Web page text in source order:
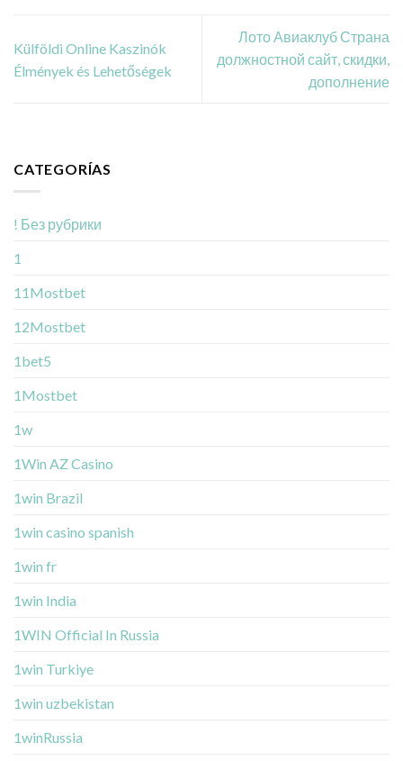
Külföldi Online Kaszinók
Élmények és Lehetőségek
Лото Авиаклуб Страна
должностной сайт, скидки,
дополнение
CATEGORÍAS
! Без рубрики
1
11Mostbet
12Mostbet
1bet5
1Mostbet
1w
1Win AZ Casino
1win Brazil
1win casino spanish
1win fr
1win India
1WIN Official In Russia
1win Turkiye
1win uzbekistan
1winRussia